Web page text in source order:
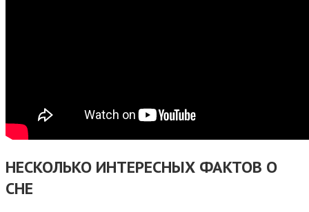
НЕСКОЛЬКО ИНТЕРЕСНЫХ ФАКТОВ О
СНЕ